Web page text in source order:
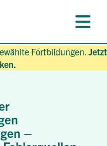
Fortbildungen.Jetzt
–